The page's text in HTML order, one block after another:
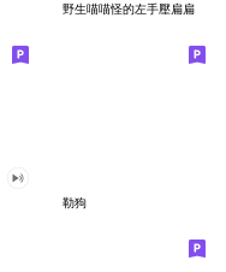
野生喵喵怪的左手壓扁扁
勒狗